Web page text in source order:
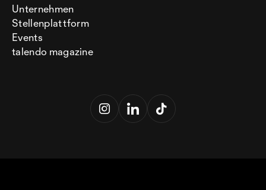
Unternehmen
Stellenplattform
Events
talendo magazine